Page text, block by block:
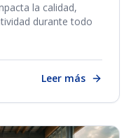
la calidad,
durante todo
Leer más